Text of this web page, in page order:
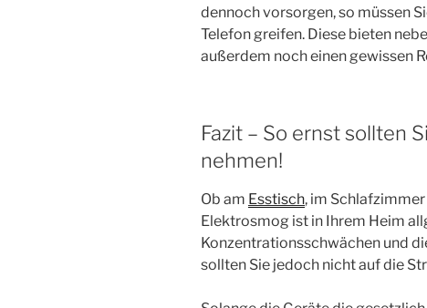
dennoch vorsorgen, so müssen
Telefon greifen. Diese bieten
außerdem noch einen gewissen
Fazit – So ernst sollten
nehmen!
Ob am Esstisch, im
Elektrosmog ist in Ihrem Heim
Konzentrationsschwächen und
sollten Sie jedoch nicht auf die